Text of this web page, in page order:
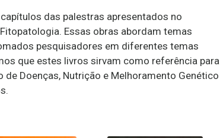
das palestras apresentados no
Essas obras abordam temas
pesquisadores em diferentes temas
que estes livros sirvam como referência para
de Doenças, Nutrição e Melhoramento Genético